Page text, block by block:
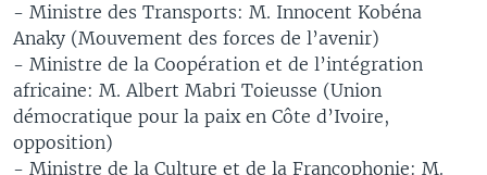
- Ministre des Transports: M. Innocent Kobéna
Anaky (Mouvement des forces de l’avenir)
- Ministre de la Coopération et de l’intégration
africaine: M. Albert Mabri Toieusse (Union
démocratique pour la paix en Côte d’Ivoire,
opposition)
- Ministre de la Culture et de la Francophonie: M.